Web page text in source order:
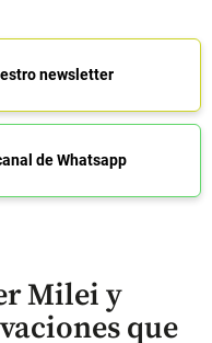
newsletter
de Whatsapp
Milei y
que